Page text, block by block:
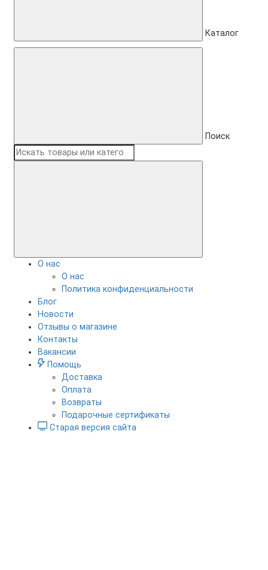
Каталог
Поиск
О нас
О нас
Политика конфиденциальности
Блог
Новости
Отзывы о магазине
Контакты
Вакансии
Помощь
Доставка
Оплата
Возвраты
Подарочные сертификаты
Старая версия сайта